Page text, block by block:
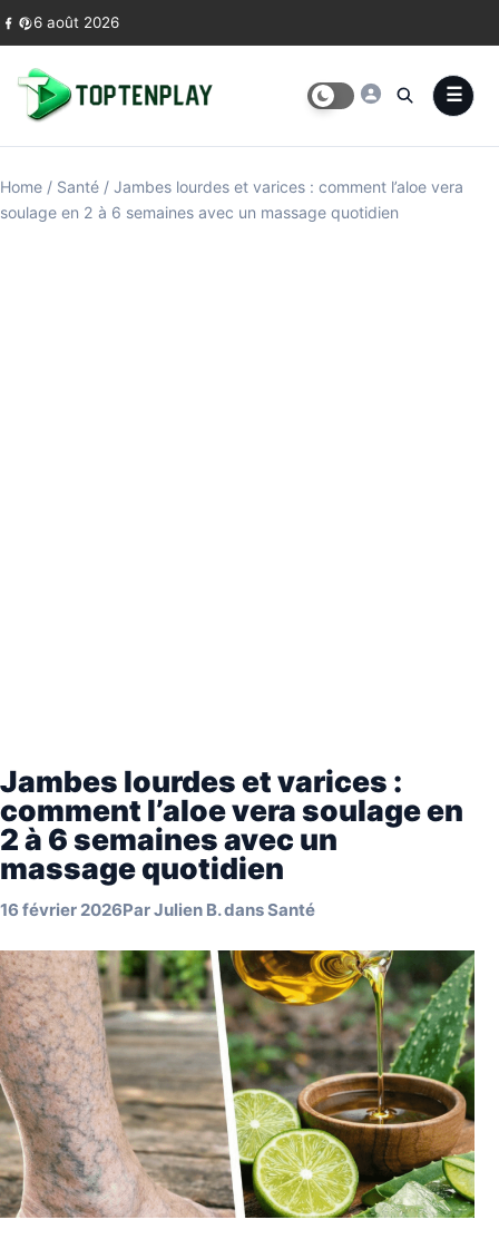
Skip to content
6 août 2026
Home / Santé / Jambes lourdes et varices : comment l’aloe vera
soulage en 2 à 6 semaines avec un massage quotidien
Jambes lourdes et varices :
comment l’aloe vera soulage en
2 à 6 semaines avec un
massage quotidien
16 février 2026ParJulien B.dansSanté